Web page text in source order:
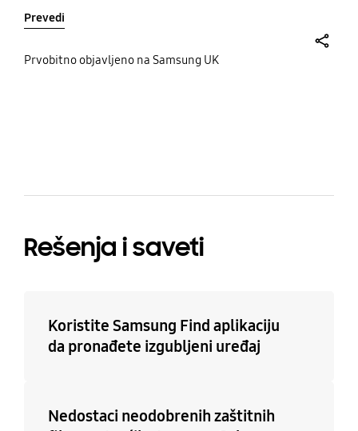
Prevedi
Prvobitno objavljeno na Samsung UK
Rešenja i saveti
Koristite Samsung Find aplikaciju
da pronađete izgubljeni uređaj
Nedostaci neodobrenih zaštitnih